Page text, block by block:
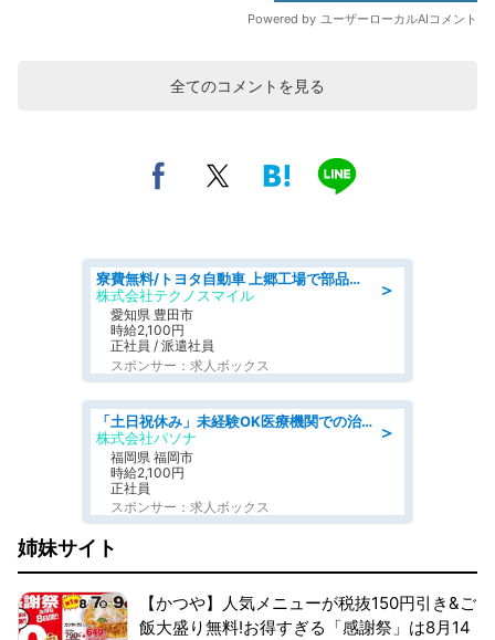
全てのコメントを見る
＞
寮費無料/トヨタ自動車 上郷工場で部品の組立製造/tutumi
株式会社テクノスマイル
愛知県 豊田市
時給2,100円
正社員 / 派遣社員
スポンサー：求人ボックス
＞
「土日祝休み」未経験OK医療機関での治験コーディネーターのお仕事
株式会社パソナ
福岡県 福岡市
時給2,100円
正社員
スポンサー：求人ボックス
姉妹サイト
【かつや】人気メニューが税抜150円引き&ご
飯大盛り無料!お得すぎる「感謝祭」は8月14